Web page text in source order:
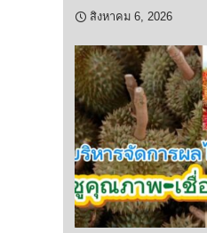
สิงหาคม 6, 2026